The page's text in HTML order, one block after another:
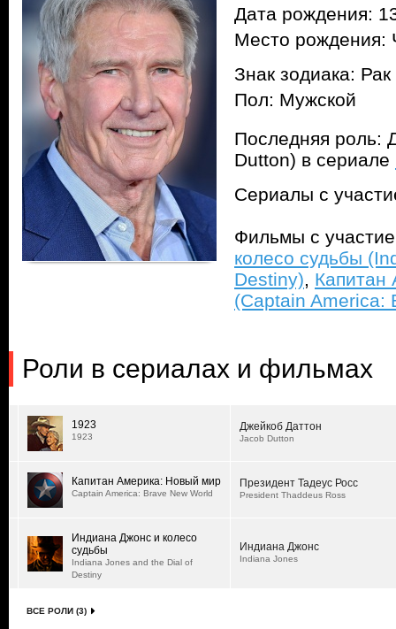
Дата рождения:
Место рождения:
Знак зодиака: Рак
Пол: Мужской
Последняя роль:
Dutton) в сериале
Сериалы с
Фильмы с
колесо судьбы
Destiny),
(Captain America:
Роли в сериалах и фильмах
1923
1923
Джейкоб Даттон
Jacob Dutton
Капитан Америка: Новый мир
Captain America: Brave New World
Президент Тадеус Росс
President Thaddeus Ross
Индиана Джонс и колесо
судьбы
Indiana Jones and the Dial of
Destiny
Индиана Джонс
Indiana Jones
ВСЕ РОЛИ (3)